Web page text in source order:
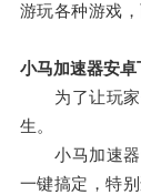
游玩各种游戏
小马加速器安卓
为了让玩家
生。
小马加速器
一键搞定，特